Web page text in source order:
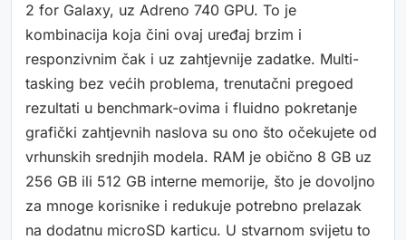
2 for Galaxy, uz Adreno 740 GPU. To je
kombinacija koja čini ovaj uređaj brzim i
responzivnim čak i uz zahtjevnije zadatke. Multi-
tasking bez većih problema, trenutačni pregoed
rezultati u benchmark-ovima i fluidno pokretanje
grafički zahtjevnih naslova su ono što očekujete od
vrhunskih srednjih modela. RAM je obično 8 GB uz
256 GB ili 512 GB interne memorije, što je dovoljno
za mnoge korisnike i redukuje potrebno prelazak
na dodatnu microSD karticu. U stvarnom svijetu to